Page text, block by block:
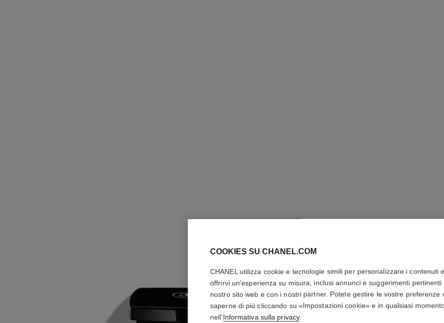
OMBRE
Ombretto
Più dettagli
Ref. 181222
COOKIES SU CHANEL.COM
CHANEL utilizza cookie e tecnologie simili per personalizzare i contenuti e
offrirvi un'esperienza su misura, inclusi annunci e suggerimenti pertinenti
nostro sito web e con i nostri partner. Potete gestire le vostre preferenze
saperne di più cliccando su «Impostazioni cookie» e in qualsiasi
nell'Informativa sulla privacy.